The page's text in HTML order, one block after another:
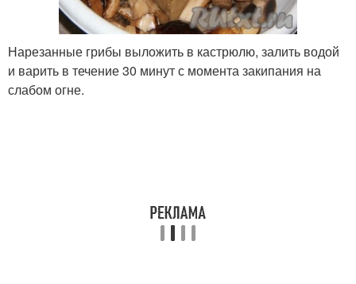
Нарезанные грибы выложить в кастрюлю, залить водой
и варить в течение 30 минут с момента закипания на
слабом огне.